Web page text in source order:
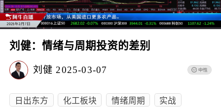
刘健：情绪与周期投资的差别
刘健 2025-03-07
日出东方 化工板块 情绪周期
实战